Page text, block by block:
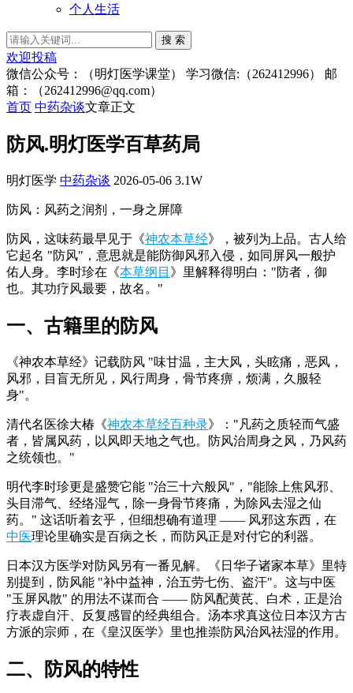
个人生活
搜 索
欢迎投稿
微信公众号：（明灯医学课堂） 学习微信:（262412996） 邮
箱：（262412996@qq.com）
首页 中药杂谈文章正文
防风.明灯医学百草药局
明灯医学 中药杂谈 2026-05-06 3.1W
防风：风药之润剂，一身之屏障
防风，这味药最早见于《神农本草经》，被列为上品。古人给
它起名 "防风"，意思就是能防御风邪入侵，如同屏风一般护
佑人身。李时珍在《本草纲目 》里解释得明白："防者，御
也。其功疗风最要，故名。"
一、古籍里的防风
《神农本草经》记载防风 "味甘温，主大风，头眩痛，恶风，
风邪，目盲无所见，风行周身，骨节疼痹，烦满，久服轻
身"。
清代名医徐大椿《神农本草经百种录》："凡药之质轻而气盛
者，皆属风药，以风即天地之气也。防风治周身之风，乃风药
之统领也。"
明代李时珍更是盛赞它能 "治三十六般风"，"能除上焦风邪、
头目滞气、经络湿气，除一身骨节疼痛，为除风去湿之仙
药。" 这话听着玄乎，但细想确有道理 —— 风邪这东西，在
中医理论里确实是百病之长，而防风正是对付它的利器。
日本汉方医学对防风另有一番见解。《日华子诸家本草》里特
别提到，防风能 "补中益神，治五劳七伤、盗汗"。这与中医
"玉屏风散" 的用法不谋而合 —— 防风配黄芪、白术，正是治
疗表虚自汗、反复感冒的经典组合。汤本求真这位日本汉方古
方派的宗师，在《皇汉医学》里也推崇防风治风祛湿的作用。
二、防风的特性